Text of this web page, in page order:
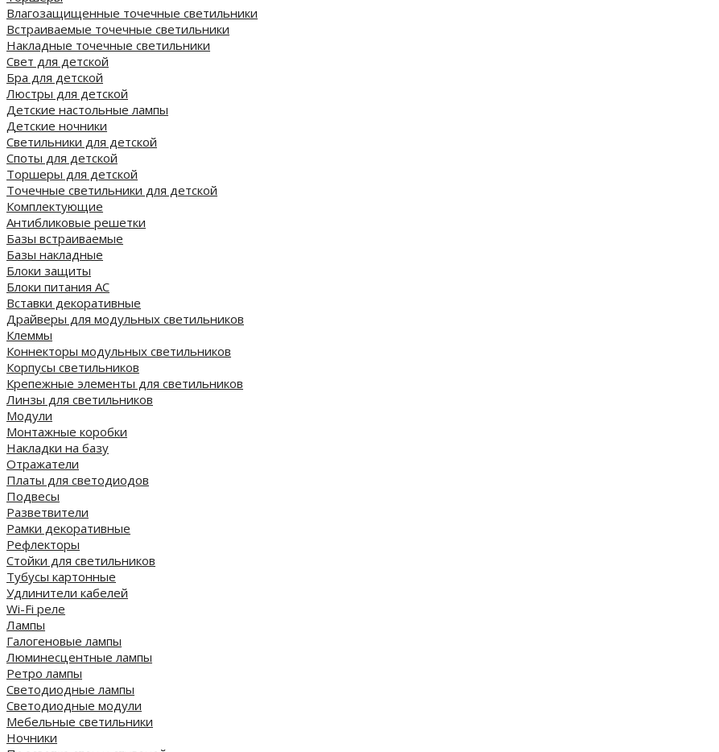
Влагозащищенные точечные светильники
Встраиваемые точечные светильники
Накладные точечные светильники
Свет для детской
Бра для детской
Люстры для детской
Детские настольные лампы
Детские ночники
Светильники для детской
Споты для детской
Торшеры для детской
Точечные светильники для детской
Комплектующие
Антибликовые решетки
Базы встраиваемые
Базы накладные
Блоки защиты
Блоки питания AC
Вставки декоративные
Драйверы для модульных светильников
Клеммы
Коннекторы модульных светильников
Корпусы светильников
Крепежные элементы для светильников
Линзы для светильников
Модули
Монтажные коробки
Накладки на базу
Отражатели
Платы для светодиодов
Подвесы
Разветвители
Рамки декоративные
Рефлекторы
Стойки для светильников
Тубусы картонные
Удлинители кабелей
Wi-Fi реле
Лампы
Галогеновые лампы
Люминесцентные лампы
Ретро лампы
Светодиодные лампы
Светодиодные модули
Мебельные светильники
Ночники